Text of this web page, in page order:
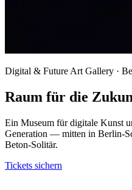
Digital & Future Art Gallery ·
Raum für die
Ein Museum für digitale Kunst
Generation — mitten in Berlin-
Beton-Solitär.
Tickets sichern